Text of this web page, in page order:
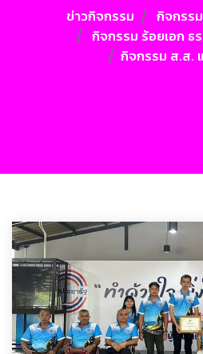
ข่าวกิจกรรม
กิจกรร
กิจกรรม ร้อยเอก ธ
กิจกรรม ส.ส.